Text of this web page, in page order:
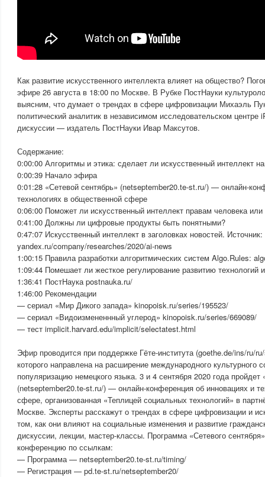
Как развитие искусственного интеллекта влияет на общество?
эфире 26 августа в 18:00 по Москве. В Рубке ПостНауки
выясним, что думает о трендах в сфере цифровизации Михаэль
политический аналитик в независимом исследовательском центре
дискуссии — издатель ПостНауки Ивар Максутов.
Содержание:
0:00:00 Алгоритмы и этика: сделает ли искусственный интеллект
0:00:39 Начало эфира
0:01:28 «Сетевой сентябрь» (netseptember20.te-st.ru/) — онлайн-
технологиях в общественной сфере
0:06:00 Поможет ли искусственный интеллект правам человека или
0:41:00 Должны ли цифровые продукты быть понятными?
0:47:07 Искусственный интеллект в заголовках новостей. Источник:
yandex.ru/company/researches/2020/ai-news
1:00:15 Правила разработки алгоритмических систем Algo.Rules:
1:09:44 Помешает ли жесткое регулирование развитию технологий
1:36:41 ПостНаука postnauka.ru/
1:46:00 Рекомендации
— сериал «Мир Дикого запада» kinopoisk.ru/series/195523/
— сериал «Видоизмененнный углерод» kinopoisk.ru/series/669089/
— тест implicit.harvard.edu/implicit/selectatest.html
Эфир проводится при поддержке Гёте-института (goethe.de/ins/ru/
которого направлена на расширение международного культурного
популяризацию немецкого языка. 3 и 4 сентября 2020 года пройдет
(netseptember20.te-st.ru/) — онлайн-конференция об инновациях и
сфере, организованная «Теплицей социальных технологий» в
Москве. Эксперты расскажут о трендах в сфере цифровизации и
том, как они влияют на социальные изменения и развитие
дискуссии, лекции, мастер-классы. Программа «Сетевого
конференцию по ссылкам:
— Программа — netseptember20.te-st.ru/timing/
— Регистрация — pd.te-st.ru/netseptember20/